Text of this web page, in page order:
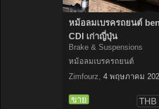
หม้อลมเบรครถยนต์
CDI เก่าญี่ปุ่น
Brake & Suspensions
หม้อลมเบรครถยนต์
Zimfourz, 4 พฤษภาคม
ขาย THB